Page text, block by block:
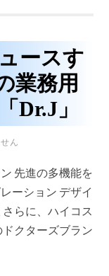
ースす
業務用
Dr.J」
ん
先進の多機能を
ーション デザイ
らに、ハイコス
クターズブラン